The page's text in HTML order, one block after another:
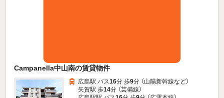
Campanella中山南の賃貸物件
広島駅 バス16分 歩9分 （山陽新幹線など）
矢賀駅 歩14分 （芸備線）